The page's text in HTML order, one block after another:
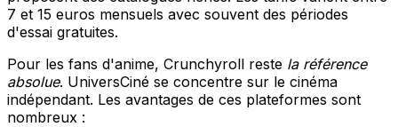
7 et 15 euros mensuels avec souvent des périodes
d'essai gratuites.
Pour les fans d'anime, Crunchyroll reste la référence
absolue. UniversCiné se concentre sur le cinéma
indépendant. Les avantages de ces plateformes sont
nombreux :